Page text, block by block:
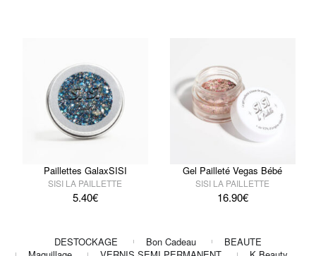
Paillettes GalaxSISI
SISI LA PAILLETTE
5.40€
Gel Pailleté Vegas Bébé
SISI LA PAILLETTE
16.90€
DESTOCKAGE Bon Cadeau
BEAUTE